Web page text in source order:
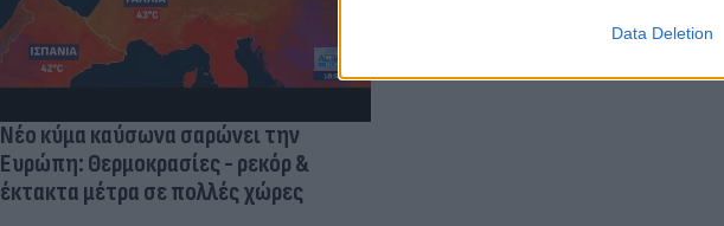
Data Deletion
Νέο κύμα καύσωνα σαρώνει την
Ευρώπη: Θερμοκρασίες - ρεκόρ &
έκτακτα μέτρα σε πολλές χώρες